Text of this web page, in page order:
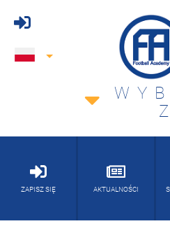
Z
ZAPISZ SIĘ AKTUALNOŚCI